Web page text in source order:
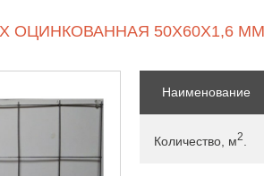
ОЦИНКОВАННАЯ 50Х60Х1,6
Наименование
Количество, м2